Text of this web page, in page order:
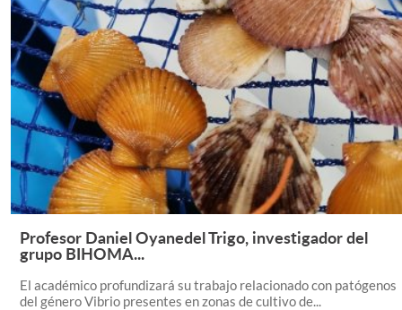
Leer Más +
Profesor Daniel Oyanedel Trigo, investigador del
grupo BIHOMA...
El académico profundizará su trabajo relacionado con patógenos
del género Vibrio presentes en zonas de cultivo de...